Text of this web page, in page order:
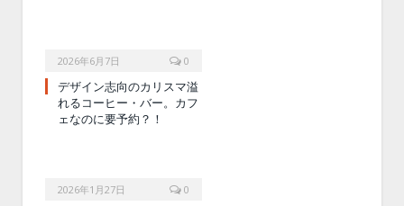
2026年6月7日 0
デザイン志向のカリスマ溢
れるコーヒー・バー。カフ
ェなのに要予約？！
2026年1月27日 0